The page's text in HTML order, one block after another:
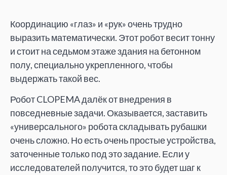
Координацию «глаз» и «рук» очень трудно
выразить математически. Этот робот весит тонну
и стоит на седьмом этаже здания на бетонном
полу, специально укрепленного, чтобы
выдержать такой вес.
Робот CLOPEMA далёк от внедрения в
повседневные задачи. Оказывается, заставить
«универсального» робота складывать рубашки
очень сложно. Но есть очень простые устройства,
заточенные только под это задание. Если у
исследователей получится, то это будет шаг к